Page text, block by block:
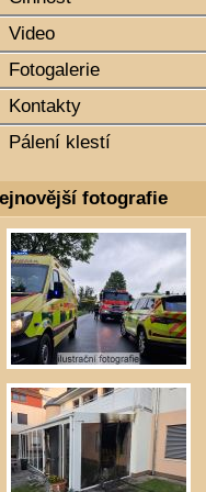
Video
Fotogalerie
Kontakty
Pálení klestí
fotografie